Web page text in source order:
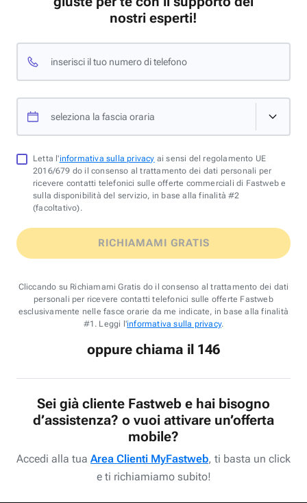
nostri esperti!
inserisci il tuo numero di telefono
seleziona la fascia oraria
Letta l'informativa sulla privacy ai sensi del regolamento UE
2016/679 do il consenso al trattamento dei dati personali per
ricevere contatti telefonici sulle offerte commerciali di Fastweb e
sulla disponibilità del servizio, in base alla finalità #2
(facoltativo).
RICHIAMAMI GRATIS
Cliccando su Richiamami Gratis do il consenso al trattamento dei dati
personali per ricevere contatti telefonici sulle offerte Fastweb
esclusivamente nelle fasce orarie da me indicate, in base alla finalità
#1. Leggi l'informativa sulla privacy.
oppure chiama il 146
Sei già cliente Fastweb e hai bisogno
d’assistenza? o vuoi attivare un’offerta
mobile?
Accedi alla tua Area Clienti MyFastweb, ti basta un click
e ti richiamiamo subito!